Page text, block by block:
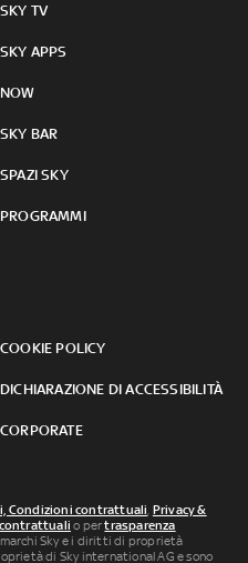
SKY TV
SKY APPS
NOW
SKY BAR
SPAZI SKY
PROGRAMMI
COOKIE POLICY
DICHIARAZIONE DI ACCESSIBILITÀ
CORPORATE
Condizioni contrattuali Privacy &
o pertrasparenza
marchi Sky e i diritti di proprietà
di Sky international AG e sono